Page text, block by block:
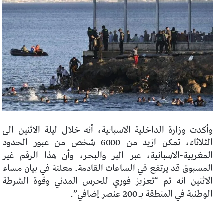
وأكدت وزارة الداخلية الاسبانية، أنه خلال ليلة الاثنين الى
الثلاثاء، تمكن ازيد من 6000 شخص من عبور الحدود
المغربية-الاسبانية، عبر البر والبحر، وأن هذا الرقم غير
المسبوق قد يرتفع في الساعات القادمة. معلنة في بيان مساء
الاثنين انه تم “تعزيز فوري للحرس المدني وقوة الشرطة
الوطنية في المنطقة بـ 200 عنصر إضافي”.